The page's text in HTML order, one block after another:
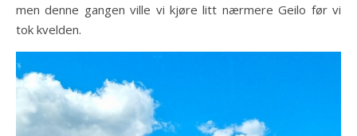
men denne gangen ville vi kjøre litt nærmere Geilo før vi
tok kvelden.